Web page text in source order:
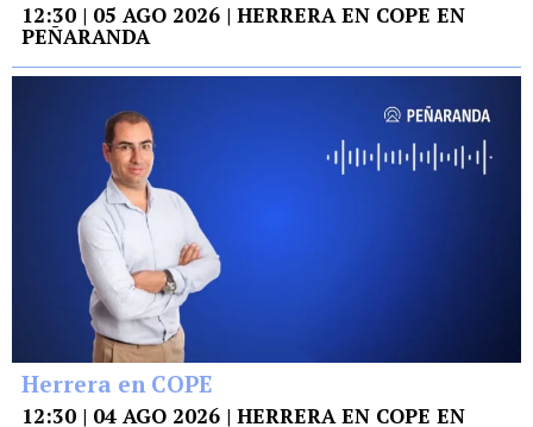
12:30 | 05 AGO 2026 | HERRERA EN COPE EN
PEÑARANDA
Herrera en COPE
12:30 | 04 AGO 2026 | HERRERA EN COPE EN